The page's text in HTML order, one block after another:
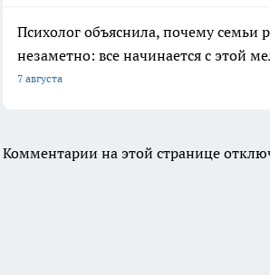
Психолог объяснила, почему семьи
незаметно: все начинается с этой
7 августа
Комментарии на этой странице